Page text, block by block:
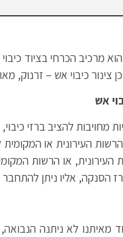
הוא מרכיב הכרחי בציוד
וכן צינור כיבוי אש –
אש
מחויבות להציב ברזי
העירונית או
העירונית, או הרשות
הסנקה, אליו ניתן
לא ניתנה הנבואה,